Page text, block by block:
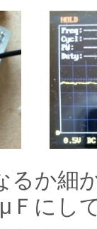
るか細
Ｆにし